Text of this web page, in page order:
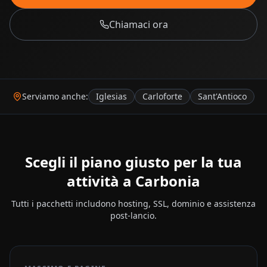
Chiamaci ora
Serviamo anche: Iglesias Carloforte Sant'Antioco
Scegli il piano giusto per la tua
attività a Carbonia
Tutti i pacchetti includono hosting, SSL, dominio e assistenza
post-lancio.